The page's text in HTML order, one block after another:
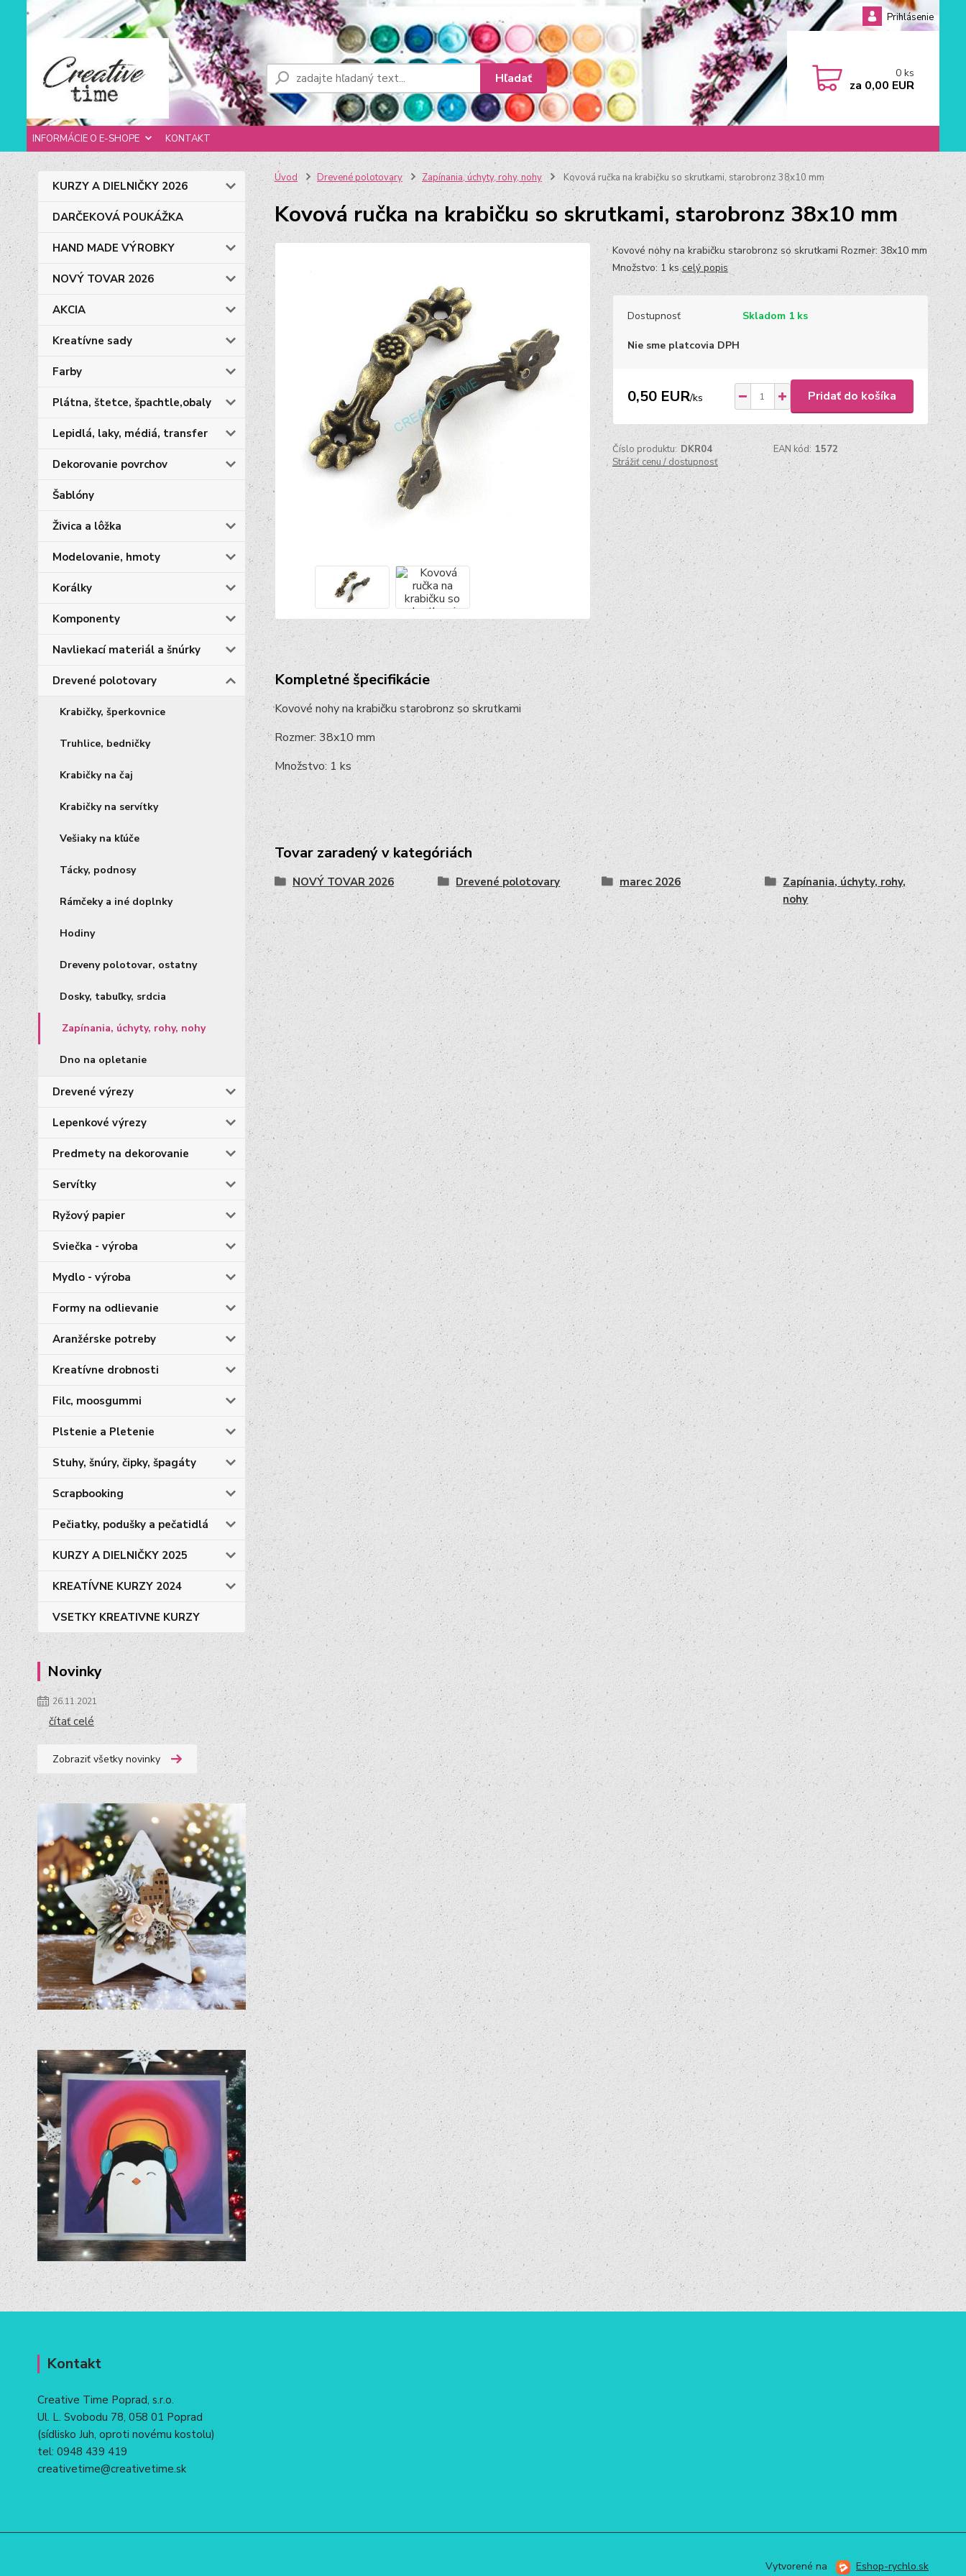
INFORMÁCIE O E-SHOPE KONTAKT
Prihlásenie
Hľadať 0ks
za 0,00 EUR
KURZY A DIELNIČKY 2026
DARČEKOVÁ POUKÁŽKA
HAND MADE VÝROBKY
NOVÝ TOVAR 2026
AKCIA
Kreatívne sady
Farby
Plátna, štetce, špachtle,obaly
Lepidlá, laky, médiá, transfer
Dekorovanie povrchov
Šablóny
Živica a lôžka
Modelovanie, hmoty
Korálky
Komponenty
Navliekací materiál a šnúrky
Drevené polotovary
Krabičky, šperkovnice
Truhlice, bedničky
Krabičky na čaj
Krabičky na servítky
Vešiaky na kľúče
Tácky, podnosy
Rámčeky a iné doplnky
Hodiny
Dreveny polotovar, ostatny
Dosky, tabuľky, srdcia
Zapínania, úchyty, rohy, nohy
Dno na opletanie
Drevené výrezy
Lepenkové výrezy
Predmety na dekorovanie
Servítky
Ryžový papier
Sviečka - výroba
Mydlo - výroba
Formy na odlievanie
Aranžérske potreby
Kreatívne drobnosti
Filc, moosgummi
Plstenie a Pletenie
Stuhy, šnúry, čipky, špagáty
Scrapbooking
Pečiatky, podušky a pečatidlá
KURZY A DIELNIČKY 2025
KREATÍVNE KURZY 2024
VSETKY KREATIVNE KURZY
Novinky
26.11.2021
čítať celé
Zobraziť všetky novinky
Úvod Drevené polotovary Zapínania, úchyty, rohy, nohy Kovová ručka na krabičku so skrutkami, starobronz 38x10 mm
Kovová ručka na krabičku so skrutkami, starobronz 38x10 mm
Kovové nohy na krabičku starobronz so skrutkami Rozmer: 38x10 mm
Množstvo: 1 kscelý popis
Dostupnosť Skladom 1 ks
Nie sme platcovia DPH
0,50 EUR/ks Pridať do košíka
Číslo produktu: DKR04 EAN kód: 1572
Strážiť cenu / dostupnosť
Kompletné špecifikácie
Kovové nohy na krabičku starobronz so skrutkami
Rozmer: 38x10 mm
Množstvo: 1 ks
Tovar zaradený v kategóriách
NOVÝ TOVAR 2026 Drevené polotovary marec 2026
Zapínania, úchyty, rohy,
nohy
Kontakt
Creative Time Poprad, s.r.o.
Ul. L. Svobodu 78, 058 01 Poprad
(sídlisko Juh, oproti novému kostolu)
tel: 0948 439 419
creativetime@creativetime.sk
Vytvorené na Eshop-rychlo.sk